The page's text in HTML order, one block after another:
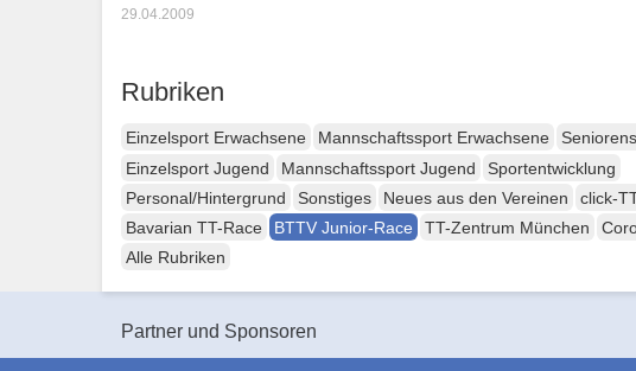
29.04.2009
Rubriken
Einzelsport Erwachsene Mannschaftssport Erwachsene
Einzelsport Jugend
Mannschaftssport Jugend
Sportentwicklung
Personal/Hintergrund
Sonstiges Neues aus den Vereinen
click-
Bavarian TT-Race
BTTV Junior-Race TT-Zentrum München
Alle Rubriken
Partner und Sponsoren